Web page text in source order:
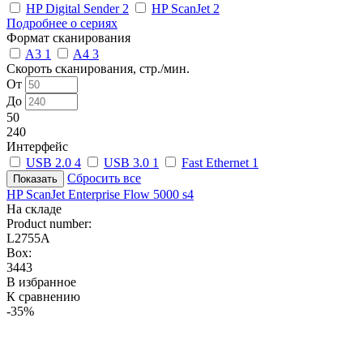
HP Digital Sender 2 HP ScanJet 2
Подробнее о сериях
Формат сканирования
A3 1 A4 3
Скороть сканирования, стр./мин.
От
До
50
240
Интерфейс
USB 2.0 4 USB 3.0 1 Fast Ethernet 1
Сбросить все
HP ScanJet Enterprise Flow 5000 s4
На складе
Product number:
L2755A
Box:
3443
В избранное
К сравнению
-35%